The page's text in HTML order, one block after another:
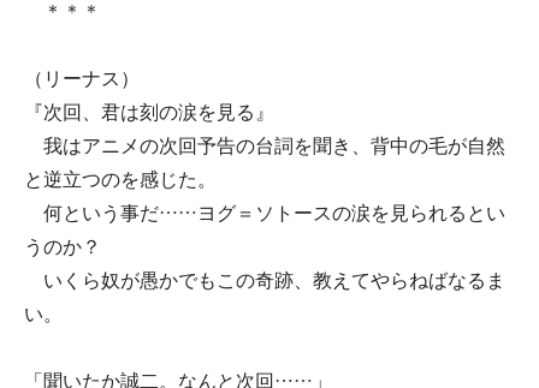
＊＊＊
（リーナス）
『次回、君は刻の涙を見る』
我はアニメの次回予告の台詞を聞き、背中の毛が自然
と逆立つのを感じた。
何という事だ……ヨグ＝ソトースの涙を見られるとい
うのか？
いくら奴が愚かでもこの奇跡、教えてやらねばなるま
い。
「聞いたか誠二。なんと次回……」